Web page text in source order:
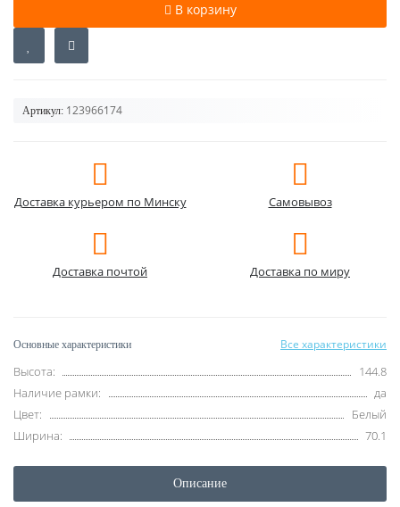
В корзину
Артикул: 123966174
Доставка курьером по Минску Самовывоз
Доставка почтой Доставка по миру
Основные характеристики Все характеристики
Высота:
144.8
Наличие рамки:
да
Цвет:
Белый
Ширина:
70.1
Описание